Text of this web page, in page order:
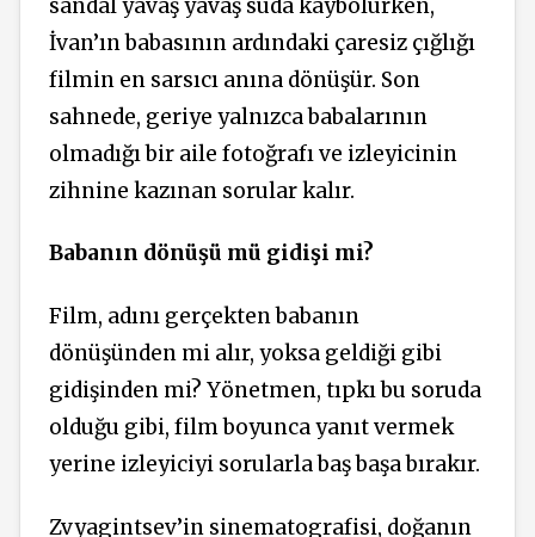
sandal yavaş yavaş suda kaybolurken,
İvan’ın babasının ardındaki çaresiz çığlığı
filmin en sarsıcı anına dönüşür. Son
sahnede, geriye yalnızca babalarının
olmadığı bir aile fotoğrafı ve izleyicinin
zihnine kazınan sorular kalır.
Babanın dönüşü mü gidişi mi?
Film, adını gerçekten babanın
dönüşünden mi alır, yoksa geldiği gibi
gidişinden mi? Yönetmen, tıpkı bu soruda
olduğu gibi, film boyunca yanıt vermek
yerine izleyiciyi sorularla baş başa bırakır.
Zvyagintsev’in sinematografisi, doğanın